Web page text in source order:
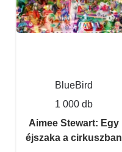
BlueBird
1 000 db
Aimee Stewart: Egy
éjszaka a cirkuszban